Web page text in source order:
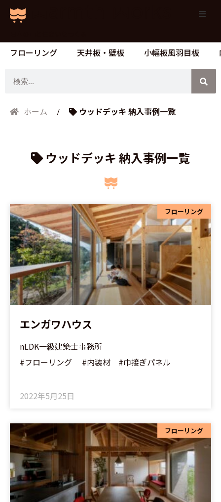
フローリング 天井板・壁板 小幅板風羽目板
ホーム
ウッドデッキ 納入事例一覧
ウッドデッキ 納入事例一覧
フローリング
エンガワハウス
nLDK一級建築士事務所
#フローリング #内装材 #巾接ぎパネル
2022年5月25日
フローリング